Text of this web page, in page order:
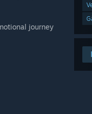
journey